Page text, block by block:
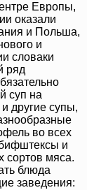
Европы,
оказали
и Польша,
и
словаки
ряд
суп на
другие супы,
во всех
и
сортов мяса.
блюда
заведения: